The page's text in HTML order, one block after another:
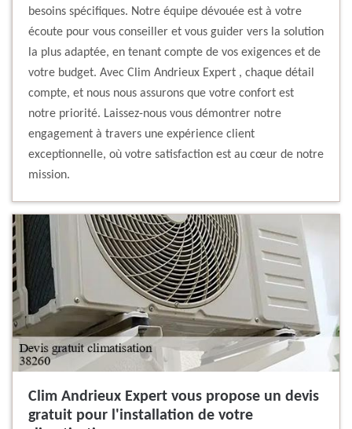
besoins spécifiques. Notre équipe dévouée est à votre
écoute pour vous conseiller et vous guider vers la solution
la plus adaptée, en tenant compte de vos exigences et de
votre budget. Avec Clim Andrieux Expert , chaque détail
compte, et nous nous assurons que votre confort est
notre priorité. Laissez-nous vous démontrer notre
engagement à travers une expérience client
exceptionnelle, où votre satisfaction est au cœur de notre
mission.
Clim Andrieux Expert vous propose un devis
gratuit pour l'installation de votre